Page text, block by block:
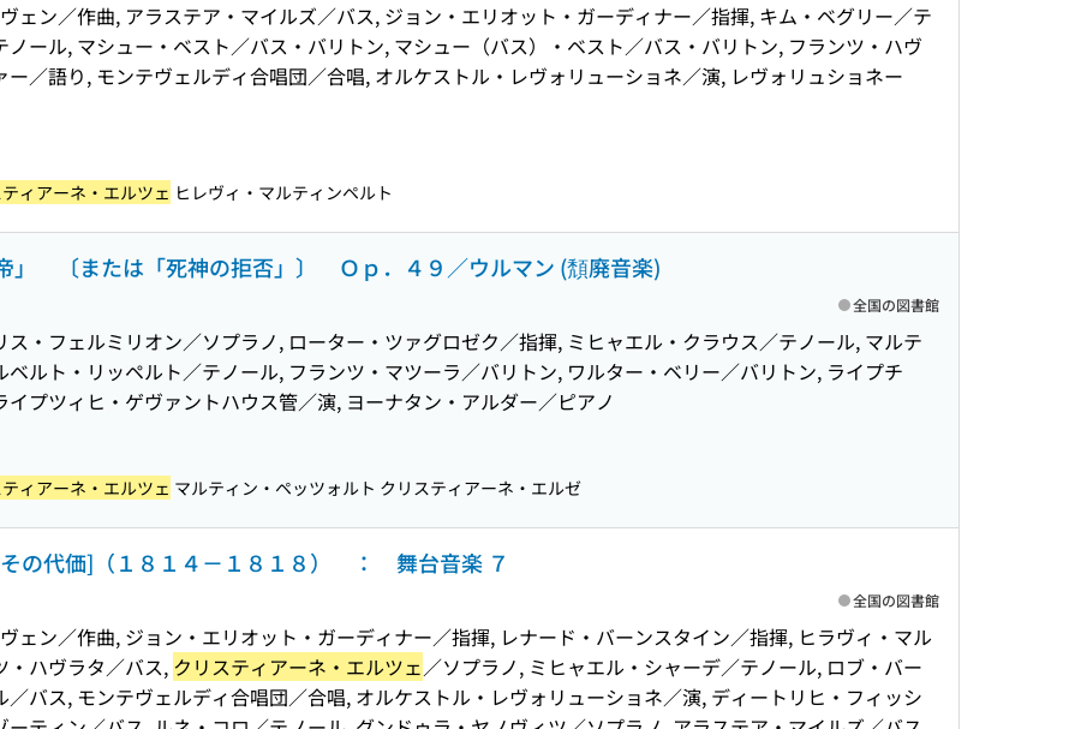
ェン／作曲, アラステア・マイルズ／バス, ジョン・エリオット・ガーディナー／指揮, キム・ベグリー／テ
ール, マシュー・ベスト／バス・バリトン, マシュー（バス）・ベスト／バス・バリトン, フランツ・ハヴ
／語り, モンテヴェルディ合唱団／合唱, オルケストル・レヴォリューショネ／演, レヴォリュショネー
ィアーネ・エルツェ ヒレヴィ・マルティンペルト
」 〔または「死神の拒否」〕 Ｏｐ．４９／ウルマン (頽廃音楽)
・フェルミリオン／ソプラノ, ローター・ツァグロゼク／指揮, ミヒャエル・クラウス／テノール, マルテ
ルト・リッペルト／テノール, フランツ・マツーラ／バリトン, ワルター・ベリー／バリトン, ライプチ
プツィヒ・ゲヴァントハウス管／演, ヨーナタン・アルダー／ピアノ
全国の図書館
ィアーネ・エルツェ マルティン・ペッツォルト クリスティアーネ・エルゼ
の代価]（１８１４－１８１８） ： 舞台音楽 ７
ェン／作曲, ジョン・エリオット・ガーディナー／指揮, レナード・バーンスタイン／指揮, ヒラヴィ・マル
・ハヴラタ／バス, クリスティアーネ・エルツェ／ソプラノ, ミヒャエル・シャーデ／テノール, ロブ・バー
／バス, モンテヴェルディ合唱団／合唱, オルケストル・レヴォリューショネ／演, ディートリヒ・フィッシ
全国の図書館